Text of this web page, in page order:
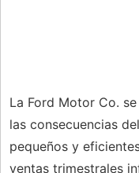
La Ford Motor Co.
las consecuencias
pequeños y
ventas trimestrales